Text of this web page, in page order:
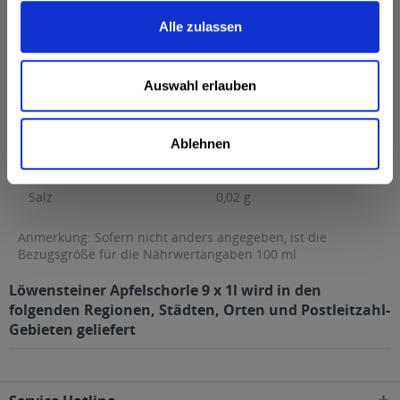
Alle zulassen
Auswahl erlauben
Ablehnen
25 kcal / 105 kJ
Fett
0 g
davon gesättigte Fettsäuren
0 g
Kohlenhydrate
5,6 g
5,6 g
Eiweiß
0 g
Salz
0,02 g
Anmerkung: Sofern nicht anders angegeben, ist die
Bezugsgröße für die Nährwertangaben 100 ml
Löwensteiner Apfelschorle 9 x 1l wird in den
folgenden Regionen, Städten, Orten und Postleitzahl-
Gebieten geliefert